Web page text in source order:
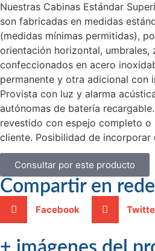
Nuestras Cabinas Estándar
son fabricadas en medidas
(medidas mínimas permitidas),
orientación horizontal, umbrales,
confeccionados en acero
permanente y otra adicional con
Provista con luz y alarma
autónomas de batería
revestido con espejo completo o
cliente. Posibilidad de incorporar
Consultar por este producto
Compartir en
Facebook